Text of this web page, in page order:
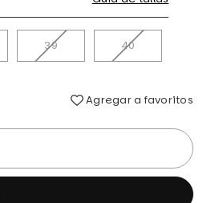
39 40
Agregar a favoritos